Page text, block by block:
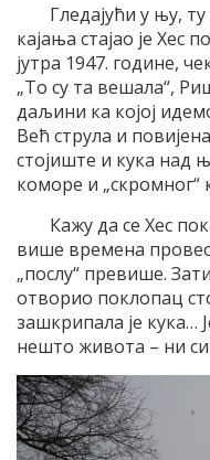
Гледајући у њу,
кајања стајао је Хес
јутра 1947. године,
„То су та вешала“,
даљини ка којој
Већ струла и
стојиште и кука над
коморе и „скромног“
Кажу да се Хес
више времена
„послу“ превише.
отворио поклопац
зашкрипала је кука…
нешто живота – ни